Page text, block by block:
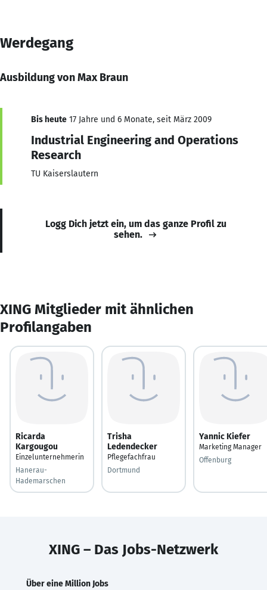
Werdegang
Ausbildung von Max Braun
Bis heute 17 Jahre und 6 Monate, seit März 2009
Industrial Engineering and Operations
Research
TU Kaiserslautern
Logg Dich jetzt ein, um das ganze Profil zu
sehen.
XING Mitglieder mit ähnlichen
Profilangaben
Ricarda
Kargougou
Einzelunternehmerin
Hanerau-
Hademarschen
Trisha
Ledendecker
Pflegefachfrau
Dortmund
Yannic Kiefer
Marketing Manager
Offenburg
XING – Das Jobs-Netzwerk
Über eine Million Jobs